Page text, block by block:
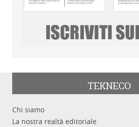
TEKNECO
Chi siamo
La nostra realtà editoriale